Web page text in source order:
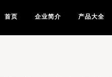
首页 企业简介 产品大全